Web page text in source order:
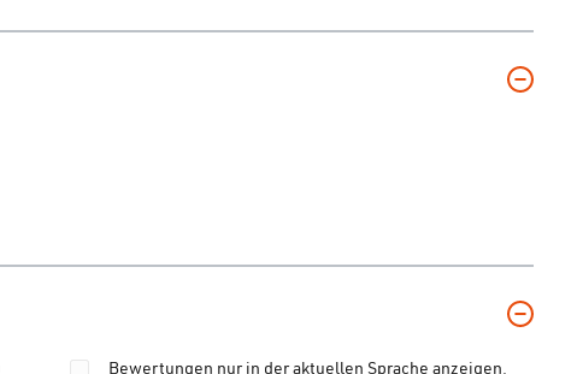
Bewertungen nur in der aktuellen Sprache anzeigen.